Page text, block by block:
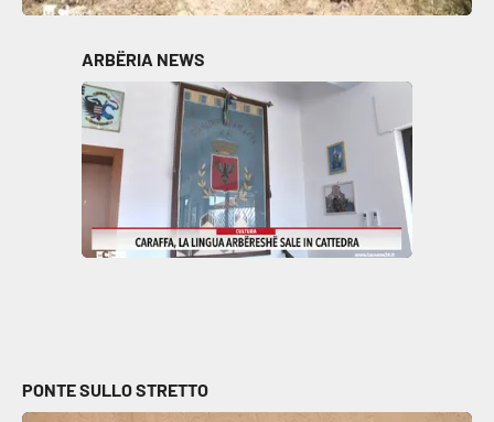
ARBËRIA NEWS
PONTE SULLO STRETTO